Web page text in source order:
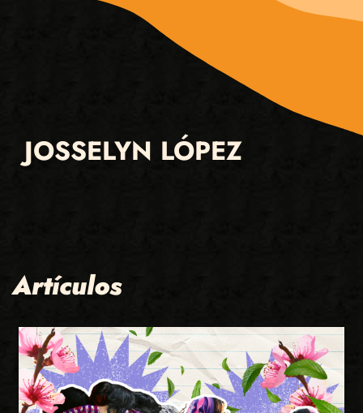
JOSSELYN LÓPEZ
Artículos